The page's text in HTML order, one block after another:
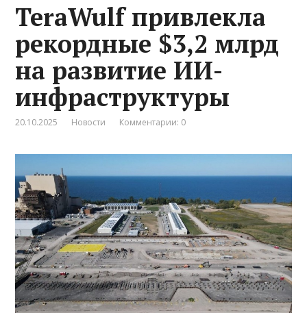
TeraWulf привлекла
рекордные $3,2 млрд
на развитие ИИ-
инфраструктуры
20.10.2025 Новости Комментарии: 0